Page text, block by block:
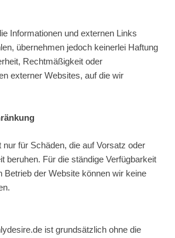
Informationen und externen Links
übernehmen jedoch keinerlei Haftung
Rechtmäßigkeit oder
externer Websites, auf die wir
nur für Schäden, die auf Vorsatz oder
beruhen. Für die ständige Verfügbarkeit
Betrieb der Website können wir keine
ist grundsätzlich ohne die